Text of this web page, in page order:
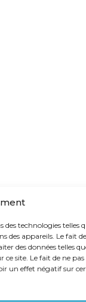
technologies telles
des appareils. Le fait de
des données telles
site. Le fait de ne pas
un effet négatif sur